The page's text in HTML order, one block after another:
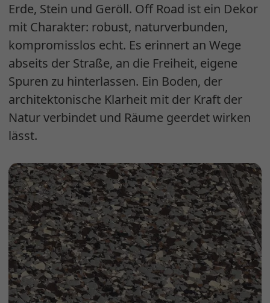
Erde, Stein und Geröll. Off Road ist ein Dekor
mit Charakter: robust, naturverbunden,
kompromisslos echt. Es erinnert an Wege
abseits der Straße, an die Freiheit, eigene
Spuren zu hinterlassen. Ein Boden, der
architektonische Klarheit mit der Kraft der
Natur verbindet und Räume geerdet wirken
lässt.